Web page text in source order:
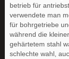
betrieb für
verwendete man
für bohrgetriebe
während die
gehärtetem stahl
schlechte wahl,